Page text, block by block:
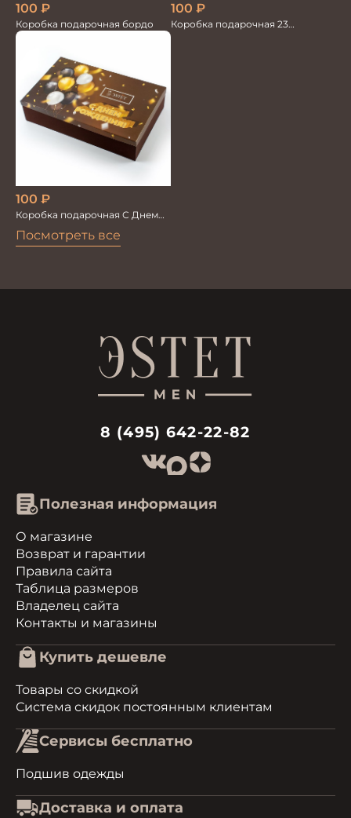
Посмотреть все
100 ₽
Коробка подарочная бордо
100 ₽
Коробка подарочная 23
100 ₽
Коробка подарочная С Днем
рождения
8 (495) 642-22-82
Полезная информация
О магазине
Возврат и гарантии
Правила сайта
Таблица размеров
Владелец сайта
Контакты и магазины
Купить дешевле
Товары со скидкой
Система скидок постоянным клиентам
Сервисы бесплатно
Подшив одежды
Доставка и оплата